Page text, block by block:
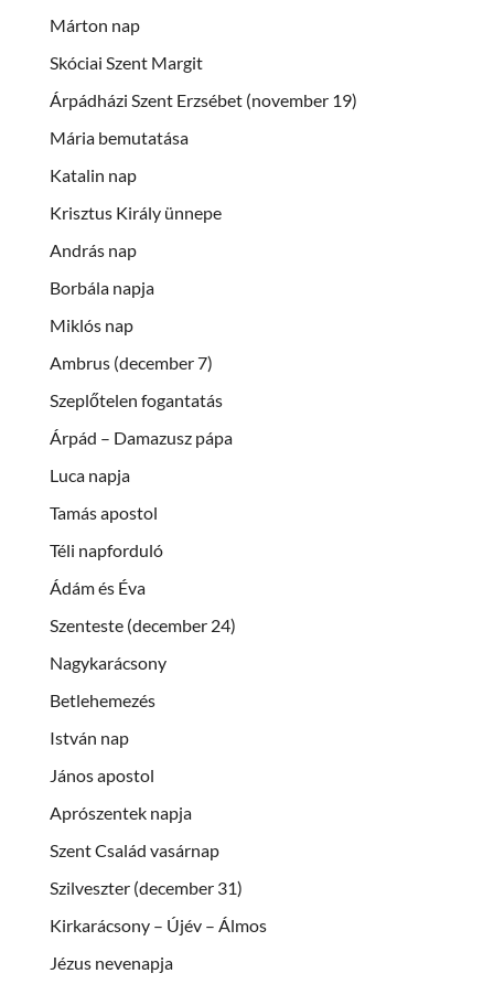
Márton nap
Skóciai Szent Margit
Árpádházi Szent Erzsébet (november 19)
Mária bemutatása
Katalin nap
Krisztus Király ünnepe
András nap
Borbála napja
Miklós nap
Ambrus (december 7)
Szeplőtelen fogantatás
Árpád – Damazusz pápa
Luca napja
Tamás apostol
Téli napforduló
Ádám és Éva
Szenteste (december 24)
Nagykarácsony
Betlehemezés
István nap
János apostol
Aprószentek napja
Szent Család vasárnap
Szilveszter (december 31)
Kirkarácsony – Újév – Álmos
Jézus nevenapja